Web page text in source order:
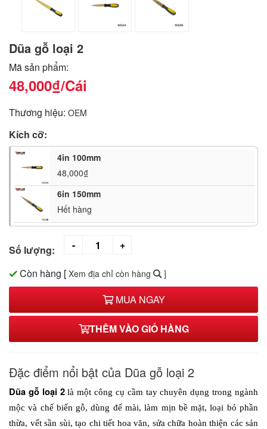
Dũa gỗ loại 2
Mã sản phẩm:
48,000₫/Cái
Thương hiệu: OEM
Kích cỡ:
4in 100mm
48,000₫
6in 150mm
Hết hàng
Số lượng:
Còn hàng [ Xem địa chỉ còn hàng ]
MUA NGAY
THÊM VÀO GIỎ HÀNG
Đặc điểm nổi bật của Dũa gỗ loại 2
Dũa gỗ loại 2 là một công cụ cầm tay chuyên dụng trong ngành
mộc và chế biến gỗ, dùng để mài, làm mịn bề mặt, loại bỏ phần
thừa, vết sần sùi, tạo chi tiết hoa văn, sửa chữa hoàn thiện các sản